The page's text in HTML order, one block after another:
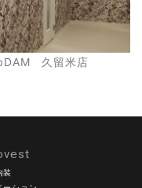
久留米店
装